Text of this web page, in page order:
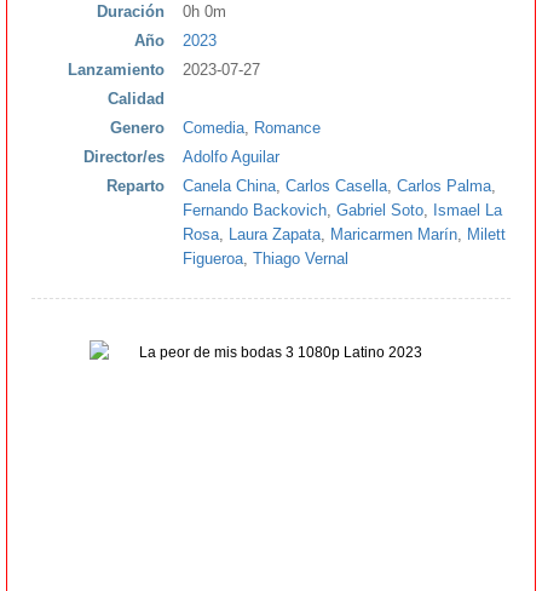
Duración
0h 0m
Año
2023
Lanzamiento
2023-07-27
Calidad
Genero
Comedia
Romance
Director/es
Adolfo Aguilar
Reparto
Canela China Carlos Casella Carlos Palma
Fernando Backovich Gabriel Soto
Ismael La
Rosa
Laura Zapata Maricarmen Marín
Milett
Figueroa Thiago Vernal